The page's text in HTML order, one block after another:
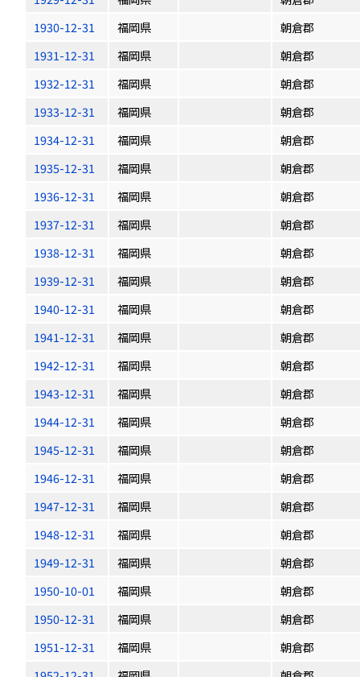
1930-12-31
福岡県
朝倉郡
1931-12-31
福岡県
朝倉郡
1932-12-31
福岡県
朝倉郡
1933-12-31
福岡県
朝倉郡
1934-12-31
福岡県
朝倉郡
1935-12-31
福岡県
朝倉郡
1936-12-31
福岡県
朝倉郡
1937-12-31
福岡県
朝倉郡
1938-12-31
福岡県
朝倉郡
1939-12-31
福岡県
朝倉郡
1940-12-31
福岡県
朝倉郡
1941-12-31
福岡県
朝倉郡
1942-12-31
福岡県
朝倉郡
1943-12-31
福岡県
朝倉郡
1944-12-31
福岡県
朝倉郡
1945-12-31
福岡県
朝倉郡
1946-12-31
福岡県
朝倉郡
1947-12-31
福岡県
朝倉郡
1948-12-31
福岡県
朝倉郡
1949-12-31
福岡県
朝倉郡
1950-10-01
福岡県
朝倉郡
1950-12-31
福岡県
朝倉郡
1951-12-31
福岡県
朝倉郡